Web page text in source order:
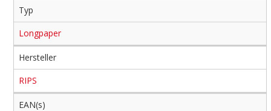
Typ
Longpaper
Hersteller
RIPS
EAN(s)